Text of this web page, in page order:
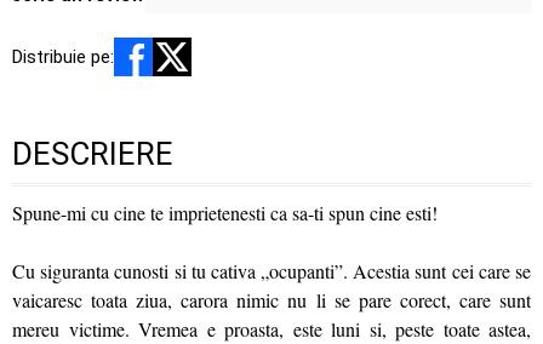
Distribuie pe:
DESCRIERE
Spune-mi cu cine te imprietenesti ca sa-ti spun cine esti!
Cu siguranta cunosti si tu cativa „ocupanti”. Acestia sunt cei care se
vaicaresc toata ziua, carora nimic nu li se pare corect, care sunt
mereu victime. Vremea e proasta, este luni si, peste toate astea,